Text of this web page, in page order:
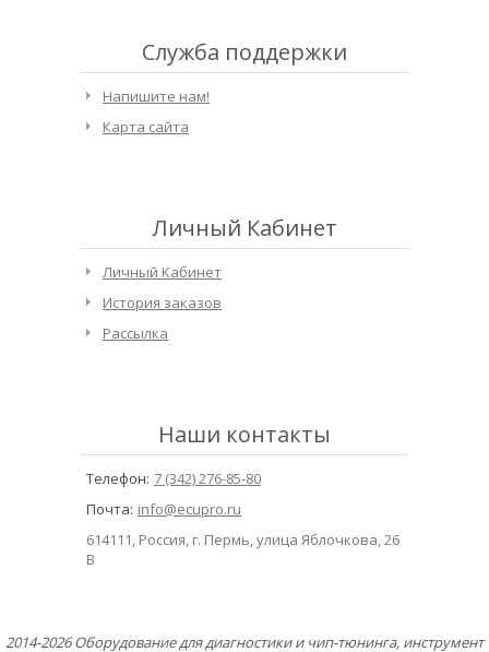
Служба поддержки
Напишите нам!
Карта сайта
Личный Кабинет
Личный Кабинет
История заказов
Рассылка
Наши контакты
Телефон: 7 (342) 276-85-80
Почта: info@ecupro.ru
614111, Россия, г. Пермь, улица Яблочкова, 26
В
2014-2026 Оборудование для диагностики и чип-тюнинга, инструмент